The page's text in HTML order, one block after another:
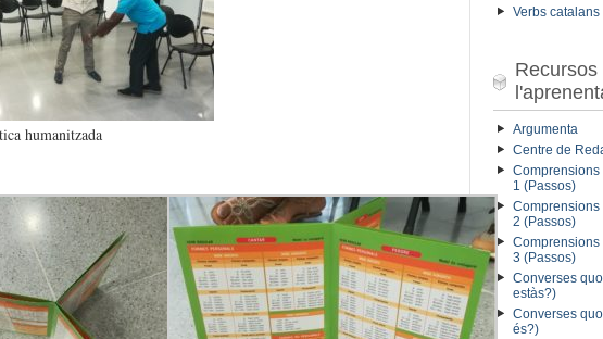
humanitzada
Verbs
Recursos
Argumenta
Centre de
Comprensions
1 (Passos)
Comprensions
2 (Passos)
Comprensions
3 (Passos)
Converses
estàs?)
Converses
és?)